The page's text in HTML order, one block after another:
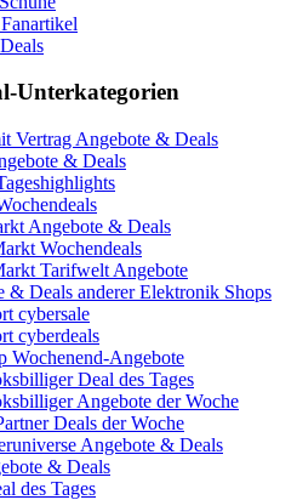
Unterkategorien
Vertrag Angebote & Deals
& Deals
Angebote & Deals
Wochendeals
Tarifwelt Angebote
& Deals anderer Elektronik Shops
cybersale
cyberdeals
Wochenend-Angebote
Deal des Tages
Angebote der Woche
Deals der Woche
Angebote & Deals
& Deals
des Tages